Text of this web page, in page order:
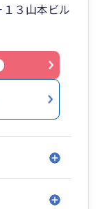
を実施し
きっちりバ
。
っている顧
トなどに関
っていま
といったこ
、初歩から
させて頂い
３山本ビル